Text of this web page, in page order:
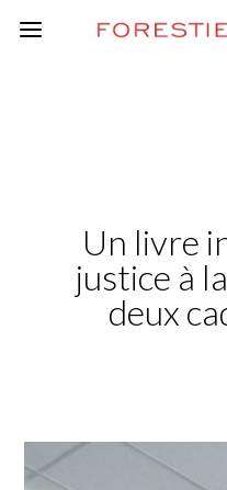
Un livre
justice à
deux